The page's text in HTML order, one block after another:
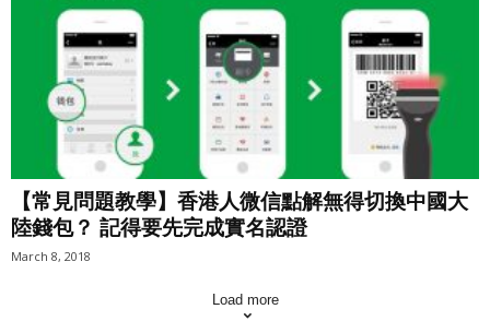
【常見問題教學】香港人微信點解無得切換中國大
陸錢包？ 記得要先完成實名認證
March 8, 2018
Load more